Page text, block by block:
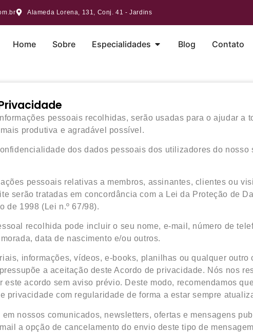
Alameda Lorena, 131, Conj. 41 - Jardins
Home Sobre Especialidades Blog Contato
pessoais recolhidas, serão usadas para o ajudar a
produtiva e agradável possível.
dos dados pessoais dos utilizadores do nosso
pessoais relativas a membros, assinantes, clientes ou
serão tratadas em concordância com a Lei da Proteção de
de 1998 (Lei n.º 67/98).
recolhida pode incluir o seu nome, e-mail, número de
data de nascimento e/ou outros.
informações, vídeos, e-books, planilhas ou qualquer outro
a aceitação deste Acordo de privacidade. Nós nos
este acordo sem aviso prévio. Deste modo, recomendamos
privacidade com regularidade de forma a estar sempre
em nossos comunicados, newsletters, ofertas e mensagens
a opção de cancelamento do envio deste tipo de